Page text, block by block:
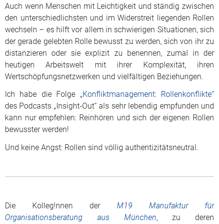
Auch wenn Menschen mit Leichtigkeit und ständig zwischen
den unterschiedlichsten und im Widerstreit liegenden Rollen
wechseln – es hilft vor allem in schwierigen Situationen, sich
der gerade gelebten Rolle bewusst zu werden, sich von ihr zu
distanzieren oder sie explizit zu benennen, zumal in der
heutigen Arbeitswelt mit ihrer Komplexität, ihren
Wertschöpfungsnetzwerken und vielfältigen Beziehungen.
Ich habe die Folge „Konfliktmanagement: Rollenkonflikte“
des Podcasts „Insight-Out“ als sehr lebendig empfunden und
kann nur empfehlen: Reinhören und sich der eigenen Rollen
bewusster werden!
Und keine Angst: Rollen sind völlig authentizitätsneutral.
Die Kolleg!nnen der M19 Manufaktur für
Organisationsberatung aus München, zu deren